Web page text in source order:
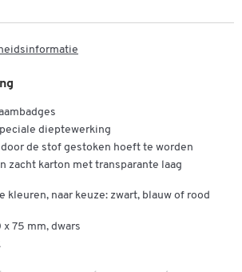
dieptewerking
de stof gestoken hoeft te worden
zacht karton met transparante laag
kleuren, naar keuze: zwart, blauw of rood
75 mm, dwars